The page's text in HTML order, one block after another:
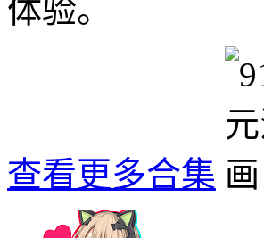
体验。
查看更多合集